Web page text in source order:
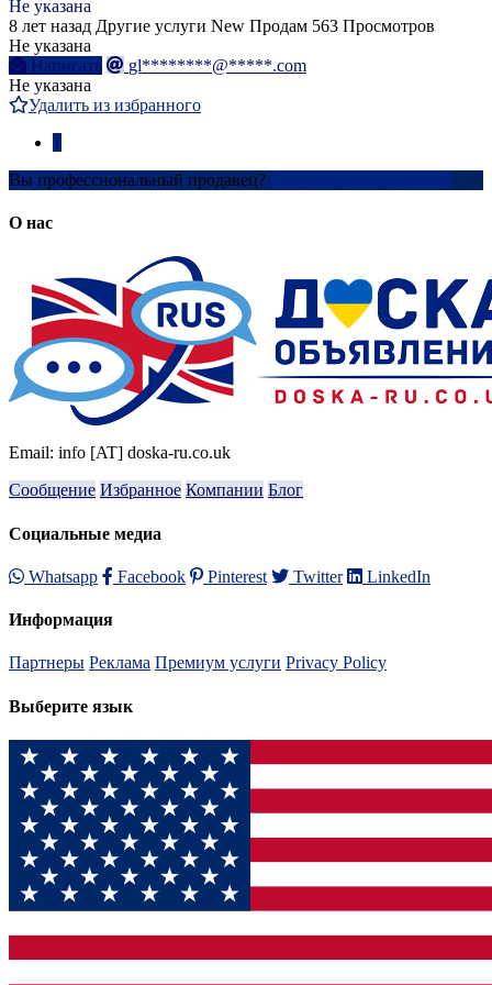
Не указана
8 лет назад Другие услуги New Продам 563 Просмотров
Не указана
Написать
gl********@*****.com
Не указана
Удалить из избранного
Вы профессиональный продавец?
О нас
Email: info [AT] doska-ru.co.uk
Сообщение Избранное Компании Блог
Социальные медиа
Whatsapp Facebook Pinterest Twitter LinkedIn
Информация
Партнеры Реклама Премиум услуги Privacy Policy
Выберите язык